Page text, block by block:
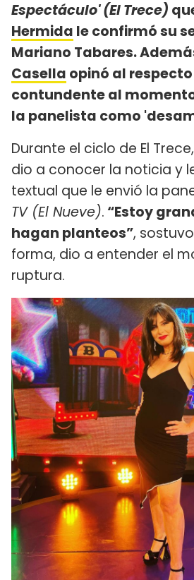
Espectáculo' (El Trece)
Hermida le confirmó su
Mariano Tabares.
Casella opinó al
contundente al
la panelista como
Durante el ciclo de El
dio a conocer la noticia y
textual que le envió la
TV (El Nueve). “Estoy
hagan planteos”, sostuvo
forma, dio a entender el
ruptura.